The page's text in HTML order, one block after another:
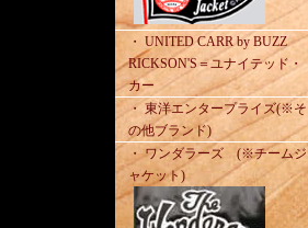
・ UNITED CARR by BUZZ
RICKSON'S＝ユナイテッド・
カー
・ 東洋エンタープライズ(※そ
の他ブランド)
・ ワンダラーズ (※チームジ
ャケット)